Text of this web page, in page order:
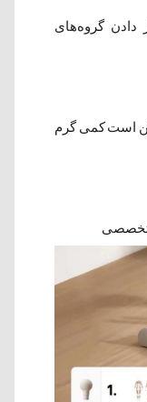
گروه‌های
است کمی گرم
تخصصی